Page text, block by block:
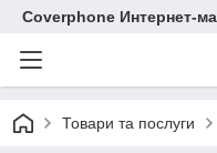
Coverphone Интернет-
Товари та послуги